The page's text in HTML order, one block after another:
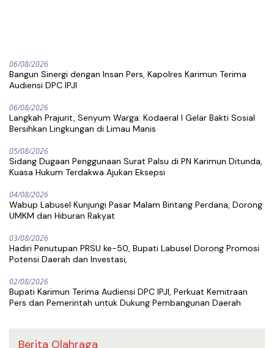
06/08/2026
Bangun Sinergi dengan Insan Pers, Kapolres Karimun Terima
Audiensi DPC IPJI
06/08/2026
Langkah Prajurit, Senyum Warga: Kodaeral I Gelar Bakti Sosial
Bersihkan Lingkungan di Limau Manis
05/08/2026
Sidang Dugaan Penggunaan Surat Palsu di PN Karimun Ditunda,
Kuasa Hukum Terdakwa Ajukan Eksepsi
04/08/2026
Wabup Labusel Kunjungi Pasar Malam Bintang Perdana, Dorong
UMKM dan Hiburan Rakyat
03/08/2026
Hadiri Penutupan PRSU ke-50, Bupati Labusel Dorong Promosi
Potensi Daerah dan Investasi,
02/08/2026
Bupati Karimun Terima Audiensi DPC IPJI, Perkuat Kemitraan
Pers dan Pemerintah untuk Dukung Pembangunan Daerah
Berita Olahraga